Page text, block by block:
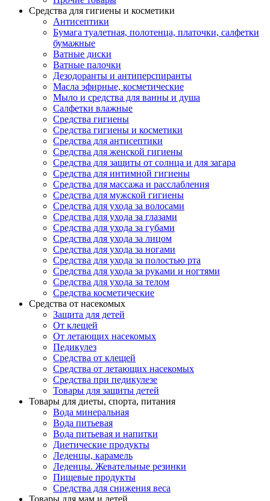
Средства для гигиены и косметики
Антисептики
Бумага туалетная, полотенца, платочки, салфетки
бумажные
Ватные диски
Ватные палочки
Дезодоранты и антиперспиранты
Масла эфирные, косметические
Мыло и средства для ванны и душа
Салфетки влажные
Средства гигиены
Средства гигиены и косметики
Средства для антисептики
Средства для женской гигиены
Средства для защиты от солнца и для загара
Средства для интимной гигиены
Средства для массажа и расслабления
Средства для мужской гигиены
Средства для ухода за волосами
Средства для ухода за глазами
Средства для ухода за губами
Средства для ухода за лицом
Средства для ухода за ногами
Средства для ухода за полостью рта
Средства для ухода за руками и ногтями
Средства для ухода за телом
Средства косметические
Средства от насекомых
Защита для детей
От клещей
От летающих насекомых
Педикулез
Средства от клещей
Средства от летающих насекомых
Средства при педикулезе
Товары для защиты детей
Товары для диеты, спорта, питания
Вода минеральная
Вода питьевая
Вода питьевая и напитки
Диетические продукты
Леденцы, карамель
Леденцы. Жевательные резинки
Пищевые продукты
Средства для снижения веса
Товары для мам и детей